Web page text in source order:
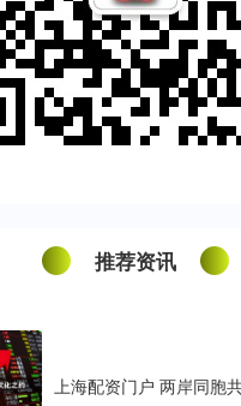
推荐资讯
上海配资门户 两岸同胞